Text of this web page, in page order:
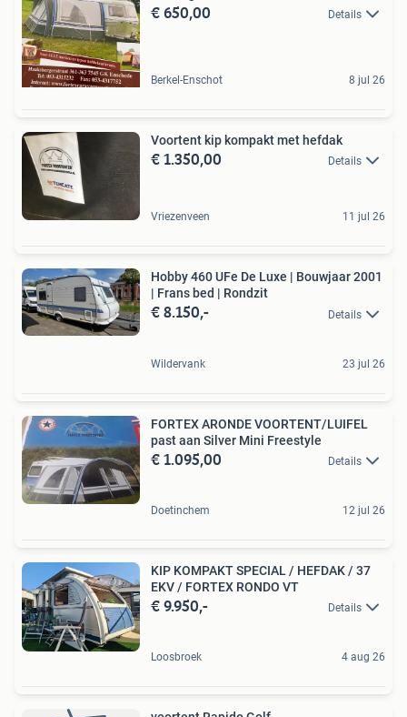
€ 650,00 Details
Berkel-Enschot 8 jul 26
Voortent kip kompakt met hefdak
€ 1.350,00 Details
Vriezenveen 11 jul 26
Hobby 460 UFe De Luxe | Bouwjaar 2001
| Frans bed | Rondzit
€ 8.150,- Details
Wildervank 23 jul 26
FORTEX ARONDE VOORTENT/LUIFEL
past aan Silver Mini Freestyle
€ 1.095,00 Details
Doetinchem 12 jul 26
KIP KOMPAKT SPECIAL / HEFDAK / 37
EKV / FORTEX RONDO VT
€ 9.950,- Details
Loosbroek 4 aug 26